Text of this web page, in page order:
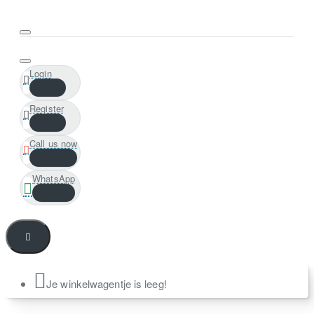
Login
Register
Call us now
WhatsApp
Je winkelwagentje is leeg!